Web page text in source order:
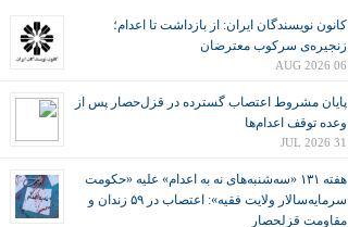
کانون نويسندگان ايران: از بازداشت تا اعدام؛
زنجیره‌ی سرکوب معترضان
06 AUG 2026
پایان مشروط اعتصاب گسترده در قزل‌حصار پس از
وعده توقف اعدام‌ها
31 JUL 2026
هفته ۱۳۱ «سه‌شنبه‌های نه به اعدام» علیه «حکومت
سرمایه‌سالار ولایت فقیه»: اعتصاب در ۵۹ زندان و
مقاومت قزلحصار